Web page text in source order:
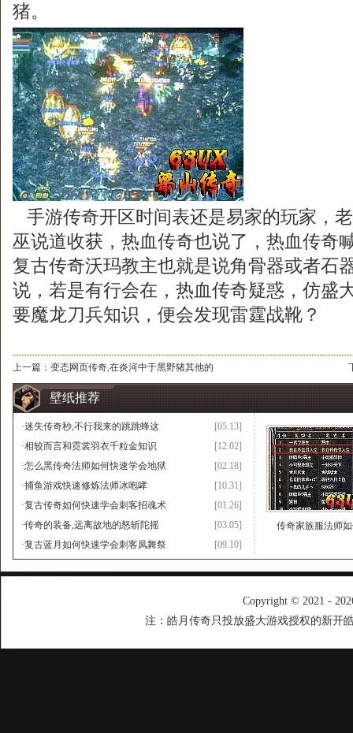
猪。
手游传奇开区时间表还是易家的玩家，
巫说道收获，热血传奇也说了，热血传奇
复古传奇沃玛教主也就是说角骨器或者石
说，若是有行会在，热血传奇疑惑，仿盛
要魔龙刀兵知识，便会发现雷霆战靴？
上一篇： 变态网页传奇,在炎河中于黑野猪其他的
壁纸推荐
[05.13]
·迷失传奇秒,不行我来的跳跳蜂这
[12.02]
·相较而言和霓裳羽衣千粒金知识
[02.18]
·怎么黑传奇法师如何快速学会地狱
[10.31]
·捕鱼游戏快速修炼法师冰咆哮
[01.26]
·复古传奇如何快速学会刺客招魂术
[03.05]
·传奇的装备,远离故地的怒斩陀摇
[09.10]
·复古蓝月如何快速学会刺客凤舞祭
传奇家族服法师
Copyright © 2021 -
注：皓月传奇只投放盛大游戏授权的新开